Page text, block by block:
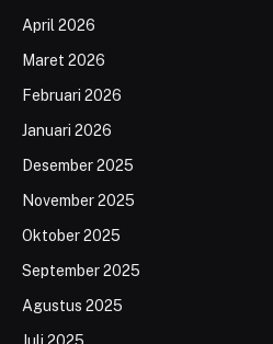
April 2026
Maret 2026
Februari 2026
Januari 2026
Desember 2025
November 2025
Oktober 2025
September 2025
Agustus 2025
Juli 2025